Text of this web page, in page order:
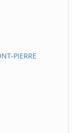
PIERRE